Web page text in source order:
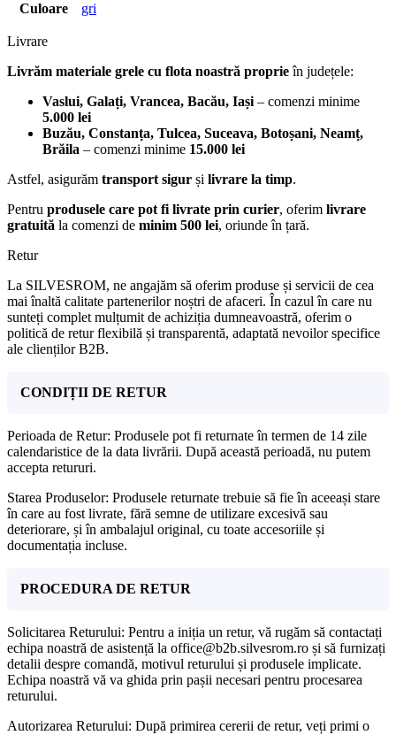
Culoare gri
Livrare
Livrăm materiale grele cu flota noastră proprieîn județele:
Vaslui, Galați, Vrancea, Bacău, Iași– comenzi minime
5.000 lei
Buzău, Constanța, Tulcea, Suceava, Botoșani, Neamț,
Brăila – comenzi minime 15.000 lei
Astfel, asigurăm transport sigur și livrare la timp.
Pentru produsele care pot fi livrate prin curier, oferim livrare
gratuită la comenzi de minim 500 lei, oriunde în țară.
Retur
La SILVESROM, ne angajăm să oferim produse și servicii de cea
mai înaltă calitate partenerilor noștri de afaceri. În cazul în care nu
sunteți complet mulțumit de achiziția dumneavoastră, oferim o
politică de retur flexibilă și transparentă, adaptată nevoilor specifice
ale clienților B2B.
CONDIȚII DE RETUR
Perioada de Retur: Produsele pot fi returnate în termen de 14 zile
calendaristice de la data livrării. După această perioadă, nu putem
accepta retururi.
Starea Produselor: Produsele returnate trebuie să fie în aceeași stare
în care au fost livrate, fără semne de utilizare excesivă sau
deteriorare, și în ambalajul original, cu toate accesoriile și
documentația incluse.
PROCEDURA DE RETUR
Solicitarea Returului: Pentru a iniția un retur, vă rugăm să contactați
echipa noastră de asistență la office@b2b.silvesrom.ro și să furnizați
detalii despre comandă, motivul returului și produsele implicate.
Echipa noastră vă va ghida prin pașii necesari pentru procesarea
returului.
Autorizarea Returului: După primirea cererii de retur, veți primi o